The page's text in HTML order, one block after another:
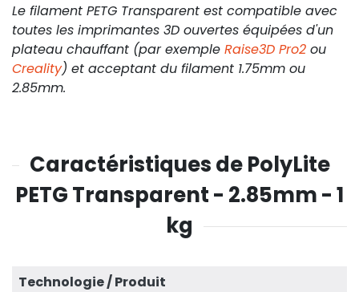
Le filament PETG Transparent est compatible avec
toutes les imprimantes 3D ouvertes équipées d'un
plateau chauffant (par exemple Raise3D Pro2 ou
Creality) et acceptant du filament 1.75mm ou
2.85mm.
Caractéristiques de PolyLite
PETG Transparent - 2.85mm - 1
kg
Technologie / Produit